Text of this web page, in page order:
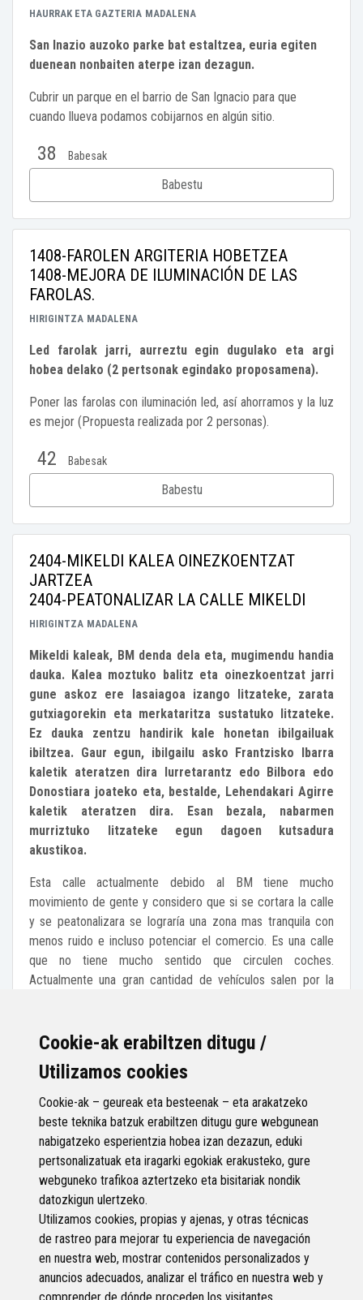
Cookie-ak erabiltzen ditugu /
Utilizamos cookies
Cookie-ak – geureak eta besteenak – eta arakatzeko
beste teknika batzuk erabiltzen ditugu gure webgunean
nabigatzeko esperientzia hobea izan dezazun, eduki
pertsonalizatuak eta iragarki egokiak erakusteko, gure
webguneko trafikoa aztertzeko eta bisitariak nondik
datozkigun ulertzeko.
Utilizamos cookies, propias y ajenas, y otras técnicas
de rastreo para mejorar tu experiencia de navegación
en nuestra web, mostrar contenidos personalizados y
anuncios adecuados, analizar el tráfico en nuestra web y
HAURRAK ETA GAZTERIA MADALENA
San Inazio auzoko parke bat estaltzea, euria egiten
duenean nonbaiten aterpe izan dezagun.
Cubrir un parque en el barrio de San Ignacio para que
cuando llueva podamos cobijarnos en algún sitio.
38 Babesak
Babestu
1408-FAROLEN ARGITERIA HOBETZEA
1408-MEJORA DE ILUMINACIÓN DE LAS
FAROLAS.
HIRIGINTZA MADALENA
Led farolak jarri, aurreztu egin dugulako eta argi
hobea delako (2 pertsonak egindako proposamena).
Poner las farolas con iluminación led, así ahorramos y la luz
es mejor (Propuesta realizada por 2 personas).
42 Babesak
Babestu
2404-MIKELDI KALEA OINEZKOENTZAT
JARTZEA
2404-PEATONALIZAR LA CALLE MIKELDI
HIRIGINTZA MADALENA
Mikeldi kaleak, BM denda dela eta, mugimendu handia
dauka. Kalea moztuko balitz eta oinezkoentzat jarri
gune askoz ere lasaiagoa izango litzateke, zarata
gutxiagorekin eta merkataritza sustatuko litzateke.
Ez dauka zentzu handirik kale honetan ibilgailuak
ibiltzea. Gaur egun, ibilgailu asko Frantzisko Ibarra
kaletik ateratzen dira Iurretarantz edo Bilbora edo
Donostiara joateko eta, bestalde, Lehendakari Agirre
kaletik ateratzen dira. Esan bezala, nabarmen
murriztuko litzateke egun dagoen kutsadura
akustikoa.
Esta calle actualmente debido al BM tiene mucho
movimiento de gente y considero que si se cortara la calle
y se peatonalizara se lograría una zona mas tranquila con
menos ruido e incluso potenciar el comercio. Es una calle
que no tiene mucho sentido que circulen coches.
Actualmente una gran cantidad de vehículos salen por la
Aguirre. Como digo seria reducir de una manera
considerable la contaminación acústica que actualmente
tiene.
image.jpg (2,3 MB)
13 Babesak
Babestu